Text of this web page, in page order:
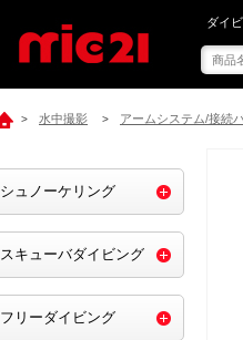
mic21
ダイ
> 水中撮影 > アームシステム/接続
シュノーケリング
スキューバダイビング
フリーダイビング